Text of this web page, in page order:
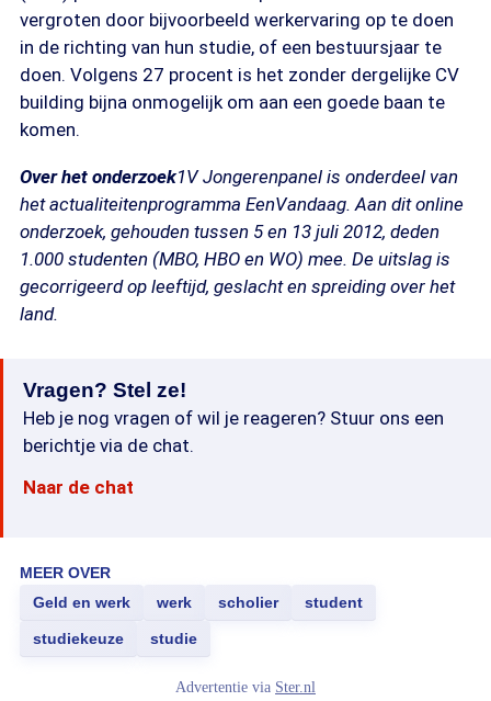
vergroten door bijvoorbeeld werkervaring op te doen
in de richting van hun studie, of een bestuursjaar te
doen. Volgens 27 procent is het zonder dergelijke CV
building bijna onmogelijk om aan een goede baan te
komen.
Over het onderzoek1V Jongerenpanel is onderdeel van
het actualiteitenprogramma EenVandaag. Aan dit online
onderzoek, gehouden tussen 5 en 13 juli 2012, deden
1.000 studenten (MBO, HBO en WO) mee. De uitslag is
gecorrigeerd op leeftijd, geslacht en spreiding over het
land.
Vragen? Stel ze!
Heb je nog vragen of wil je reageren? Stuur ons een
berichtje via de chat.
Naar de chat
MEER OVER
Geld en werk
werk scholier student
studiekeuze studie
Advertentie via Ster.nl